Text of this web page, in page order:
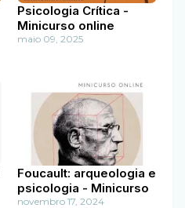
Psicologia Crítica -
Minicurso online
maio 09, 2025
Foucault: arqueologia e
psicologia - Minicurso
novembro 17, 2024